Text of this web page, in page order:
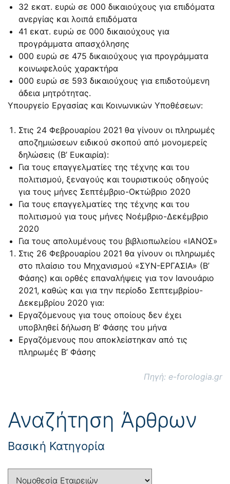
32 εκατ. ευρώ σε 000 δικαιούχους για επιδόματα
ανεργίας και λοιπά επιδόματα
41 εκατ. ευρώ σε 000 δικαιούχους για
προγράμματα απασχόλησης
000 ευρώ σε 475 δικαιούχους για προγράμματα
κοινωφελούς χαρακτήρα
000 ευρώ σε 593 δικαιούχους για επιδοτούμενη
άδεια μητρότητας.
Υπουργείο Εργασίας και Κοινωνικών Υποθέσεων:
Στις 24 Φεβρουαρίου 2021 θα γίνουν οι πληρωμές
αποζημιώσεων ειδικού σκοπού από μονομερείς
δηλώσεις (Β’ Ευκαιρία):
Για τους επαγγελματίες της τέχνης και του
πολιτισμού, ξεναγούς και τουριστικούς οδηγούς
για τους μήνες Σεπτέμβριο-Οκτώβριο 2020
Για τους επαγγελματίες της τέχνης και του
πολιτισμού για τους μήνες Νοέμβριο-Δεκέμβριο
2020
Για τους απολυμένους του βιβλιοπωλείου «ΙΑΝΟΣ»
Στις 26 Φεβρουαρίου 2021 θα γίνουν οι πληρωμές
στο πλαίσιο του Μηχανισμού «ΣΥΝ-ΕΡΓΑΣΙΑ» (Β’
Φάσης) και ορθές επαναλήψεις για τον Ιανουάριο
2021, καθώς και για την περίοδο Σεπτεμβρίου-
Δεκεμβρίου 2020 για:
Εργαζόμενους για τους οποίους δεν έχει
υποβληθεί δήλωση Β’ Φάσης του μήνα
Εργαζόμενους που αποκλείστηκαν από τις
πληρωμές Β’ Φάσης
Πηγή: e-forologia.gr
Αναζήτηση Άρθρων
Βασική Κατηγορία